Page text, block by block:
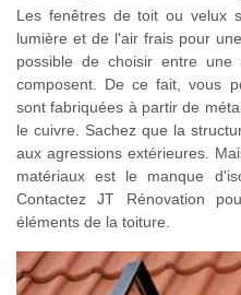
Les fenêtres de toit ou velux
lumière et de l'air frais pour
possible de choisir entre
composent. De ce fait, vous
sont fabriquées à partir de
le cuivre. Sachez que la
aux agressions extérieures.
matériaux est le manque
Contactez JT Rénovation
éléments de la toiture.